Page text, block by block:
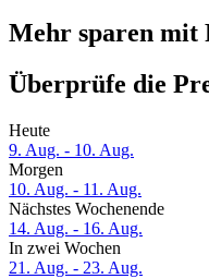
Mehr sparen mit
Überprüfe die
Heute
9. Aug. - 10. Aug.
Morgen
10. Aug. - 11. Aug.
Nächstes Wochenende
14. Aug. - 16. Aug.
In zwei Wochen
21. Aug. - 23. Aug.